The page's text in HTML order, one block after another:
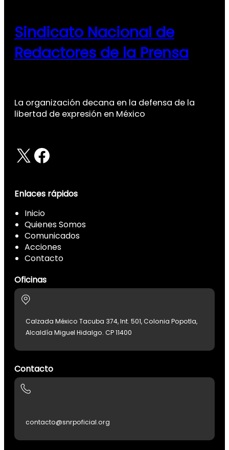
Sindicato Nacional de
Redactores de la Prensa
La organización decana en la defensa de la
libertad de expresión en México
X Facebook
Enlaces rápidos
Inicio
Quienes Somos
Comunicados
Acciones
Contacto
Oficinas
Calzada México Tacuba 374, Int. 501, Colonia Popotla,
Alcaldía Miguel Hidalgo. CP 11400
Contacto
contacto@snrpoficial.org